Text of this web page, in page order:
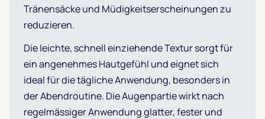
Tränensäcke und Müdigkeitserscheinungen zu
reduzieren.
Die leichte, schnell einziehende Textur sorgt für
ein angenehmes Hautgefühl und eignet sich
ideal für die tägliche Anwendung, besonders in
der Abendroutine. Die Augenpartie wirkt nach
regelmässiger Anwendung glatter, fester und